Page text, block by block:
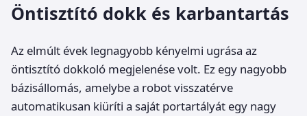
Öntisztító dokk és karbantartás
Az elmúlt évek legnagyobb kényelmi ugrása az
öntisztító dokkoló megjelenése volt. Ez egy nagyobb
bázisállomás, amelybe a robot visszatérve
automatikusan kiüríti a saját portartályát egy nagy